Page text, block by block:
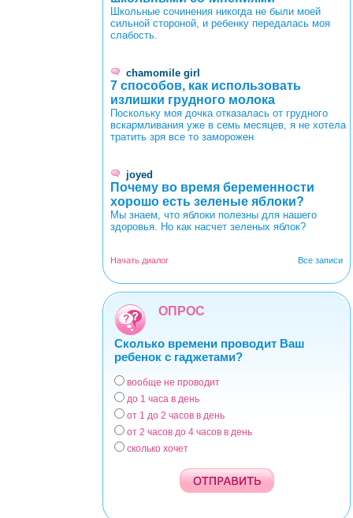
Школьные сочинения никогда не были моей
сильной стороной, и ребенку передалась моя
слабость.
chamomile girl
7 способов, как использовать
излишки грудного молока
Поскольку моя дочка отказалась от грудного
вскармливания уже в семь месяцев, я не хотела
тратить зря все то заморожен
joyed
Почему во время беременности
хорошо есть зеленые яблоки?
Мы знаем, что яблоки полезны для нашего
здоровья. Но как насчет зеленых яблок?
Все записи
Начать диалог
ОПРОС
Сколько времени проводит Ваш
ребенок с гаджетами?
Варианты
вообще не проводит
до 1 часа в день
от 1 до 2 часов в день
от 2 часов до 4 часов в день
сколько хочет